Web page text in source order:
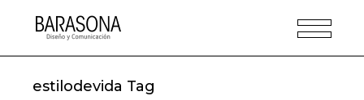
estilodevida Tag